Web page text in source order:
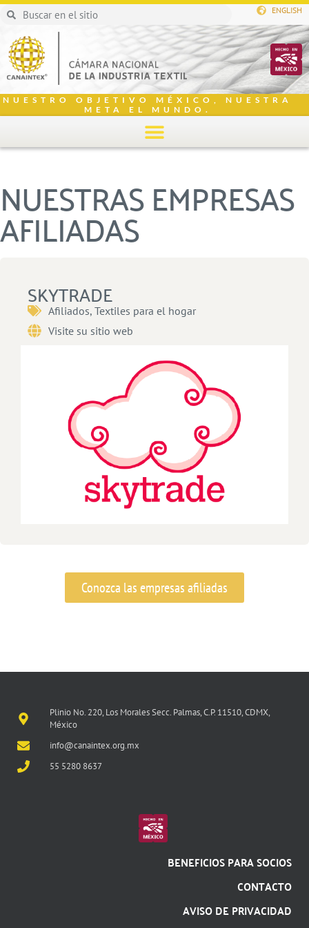
ENGLISH
NUESTRO OBJETIVO MÉXICO, NUESTRA
META EL MUNDO.
NUESTRAS EMPRESAS
AFILIADAS
SKYTRADE
Afiliados, Textiles para el hogar
Visite su sitio web
Conozca las empresas afiliadas
Plinio No. 220, Los Morales Secc. Palmas, C.P. 11510, CDMX,
México
info@canaintex.org.mx
55 5280 8637
BENEFICIOS PARA SOCIOS
CONTACTO
AVISO DE PRIVACIDAD